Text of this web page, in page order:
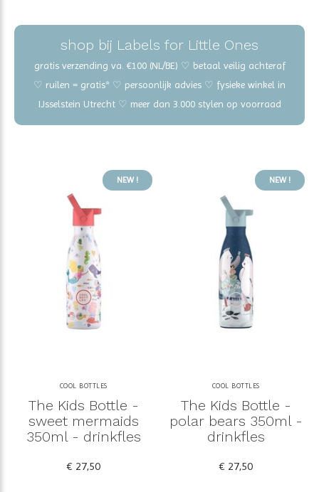
shop bij Labels for Little Ones
gratis verzending va. €100 (NL/BE) ♡ betaal veilig achteraf
♡ ruilen = gratis* ♡ persoonlijk advies ♡ fysieke winkel in
IJsselstein Utrecht ♡ meer dan 3.000 stylen op voorraad
NEW !
COOL BOTTLES
The Kids Bottle -
sweet mermaids
350ml - drinkfles
€ 27,50
NEW !
COOL BOTTLES
The Kids Bottle -
polar bears 350ml -
drinkfles
€ 27,50